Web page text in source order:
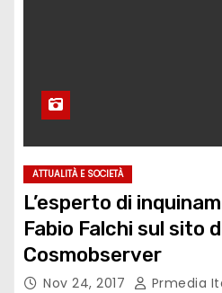
ATTUALITÀ E SOCIETÀ
L’esperto di
Fabio Falchi sul sito
Cosmobserver
Nov 24, 2017 Prmedia